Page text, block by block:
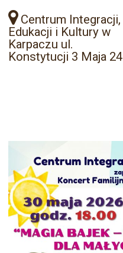
Centrum Integracji,
Edukacji i Kultury w
Karpaczu ul.
Konstytucji 3 Maja 24